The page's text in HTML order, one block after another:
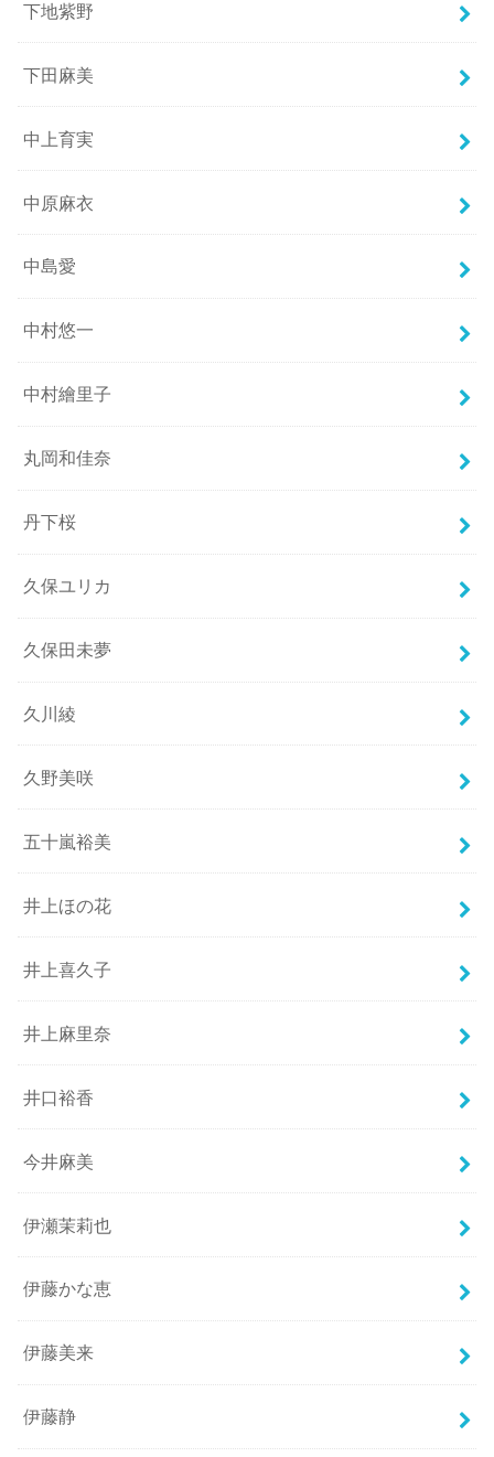
下地紫野
下田麻美
中上育実
中原麻衣
中島愛
中村悠一
中村繪里子
丸岡和佳奈
丹下桜
久保ユリカ
久保田未夢
久川綾
久野美咲
五十嵐裕美
井上ほの花
井上喜久子
井上麻里奈
井口裕香
今井麻美
伊瀬茉莉也
伊藤かな恵
伊藤美来
伊藤静